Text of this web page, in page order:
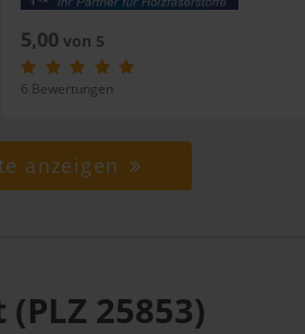
5,00 von 5
6 Bewertungen
anzeigen
25853)